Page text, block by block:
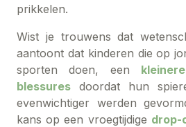
prikkelen.
Wist je trouwens dat
aantoont dat kinderen die op
sporten doen, een
blessures doordat hun
evenwichtiger werden
kans op een vroegtijdige drop-